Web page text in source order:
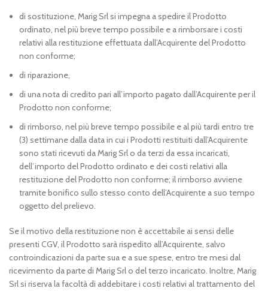
di sostituzione, Marig Srl si impegna a spedire il Prodotto
ordinato, nel più breve tempo possibile e a rimborsare i costi
relativi alla restituzione effettuata dall’Acquirente del Prodotto
non conforme;
di riparazione,
di una nota di credito pari all’importo pagato dall’Acquirente per il
Prodotto non conforme;
di rimborso, nel più breve tempo possibile e al più tardi entro tre
(3) settimane dalla data in cui i Prodotti restituiti dall’Acquirente
sono stati ricevuti da Marig Srl o da terzi da essa incaricati,
dell’importo del Prodotto ordinato e dei costi relativi alla
restituzione del Prodotto non conforme; il rimborso avviene
tramite bonifico sullo stesso conto dell’Acquirente a suo tempo
oggetto del prelievo.
Se il motivo della restituzione non è accettabile ai sensi delle
presenti CGV, il Prodotto sarà rispedito all’Acquirente, salvo
controindicazioni da parte sua e a sue spese, entro tre mesi dal
ricevimento da parte di Marig Srl o del terzo incaricato. Inoltre, Marig
Srl si riserva la facoltà di addebitare i costi relativi al trattamento del